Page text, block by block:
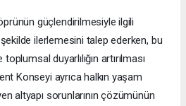
güçlendirilmesiyle ilgili
ilerlemesini talep ederken, bu
duyarlılığın artırılması
Konseyi ayrıca halkın yaşam
altyapı sorunlarının çözümünün